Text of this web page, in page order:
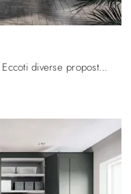
Vuoi progettare gli spazi di lavoro? Eccoti diverse proposte di scrivanie direzionali in legno, come il modello Scrivania Direzionale X9 di ...